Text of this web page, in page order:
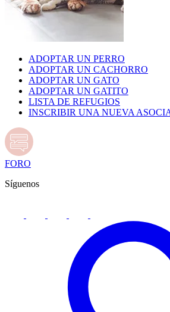
ADOPTAR UN PERRO
ADOPTAR UN CACHORRO
ADOPTAR UN GATO
ADOPTAR UN GATITO
LISTA DE REFUGIOS
INSCRIBIR UNA NUEVA
FORO
Síguenos